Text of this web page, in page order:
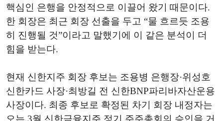
핵심인 은행을 안정적으로 이끌어 왔기 때문이다.
한 회장은 최근 회장 선출을 두고 “물 흐르듯 조용
히 진행될 것”이라고 말했기에 이 같은 분석이 더
힘을 받는다.
현재 신한지주 회장 후보는 조용병 은행장·위성호
신한카드 사장·최방길 전 신한BNP파리바자산운용
사장이다. 최종 후보로 확정된 차기 회장 내정자는
오는 3월 신한금융지주 정기 주주총회의 승인을 거